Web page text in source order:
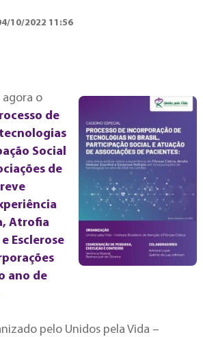
10/2022 11:56
agora o
de
Social
de
Atrofia
Esclerose
ano de
pelo Unidos pela Vida –